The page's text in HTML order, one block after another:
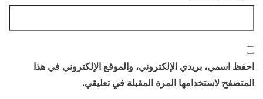
احفظ اسمي، بريدي الإلكتروني، والموقع الإلكتروني في هذا
المتصفح لاستخدامها المرة المقبلة في تعليقي.